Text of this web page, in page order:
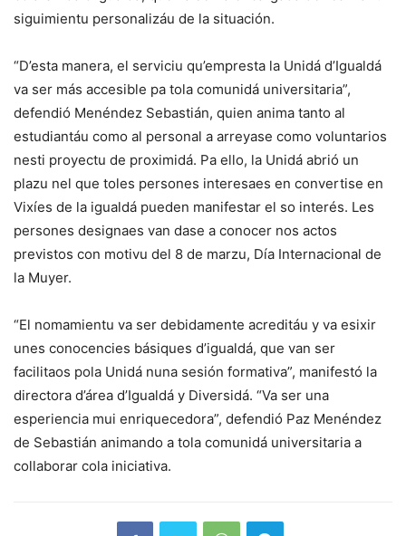
siguimientu personalizáu de la situación.
“D’esta manera, el serviciu qu’empresta la Unidá d’Igualdá
va ser más accesible pa tola comunidá universitaria”,
defendió Menéndez Sebastián, quien anima tanto al
estudiantáu como al personal a arreyase como voluntarios
nesti proyectu de proximidá. Pa ello, la Unidá abrió un
plazu nel que toles persones interesaes en convertise en
Vixíes de la igualdá pueden manifestar el so interés. Les
persones designaes van dase a conocer nos actos
previstos con motivu del 8 de marzu, Día Internacional de
la Muyer.
“El nomamientu va ser debidamente acreditáu y va esixir
unes conocencies básiques d’igualdá, que van ser
facilitaos pola Unidá nuna sesión formativa”, manifestó la
directora d’área d’Igualdá y Diversidá. “Va ser una
esperiencia mui enriquecedora”, defendió Paz Menéndez
de Sebastián animando a tola comunidá universitaria a
collaborar cola iniciativa.